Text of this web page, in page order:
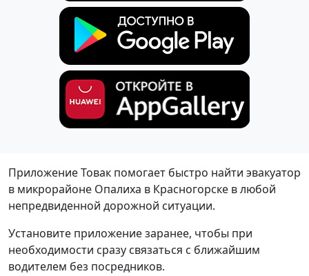
Приложение Товак помогает быстро найти эвакуатор
в микрорайоне Опалиха в Красногорске в любой
непредвиденной дорожной ситуации.
Установите приложение заранее, чтобы при
необходимости сразу связаться с ближайшим
водителем без посредников.